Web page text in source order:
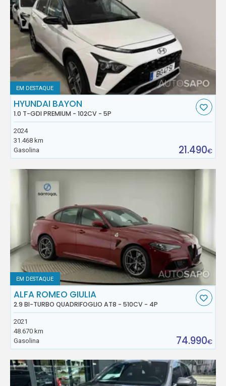
EM DESTAQUE
HYUNDAI BAYON
1.0 T-GDI PREMIUM - 102CV - 5P
2024
31.468 km
Gasolina
21.490€
EM DESTAQUE
ALFA ROMEO GIULIA
2.9 BI-TURBO QUADRIFOGLIO AT8 - 510CV - 4P
2021
48.670 km
Gasolina
74.990€